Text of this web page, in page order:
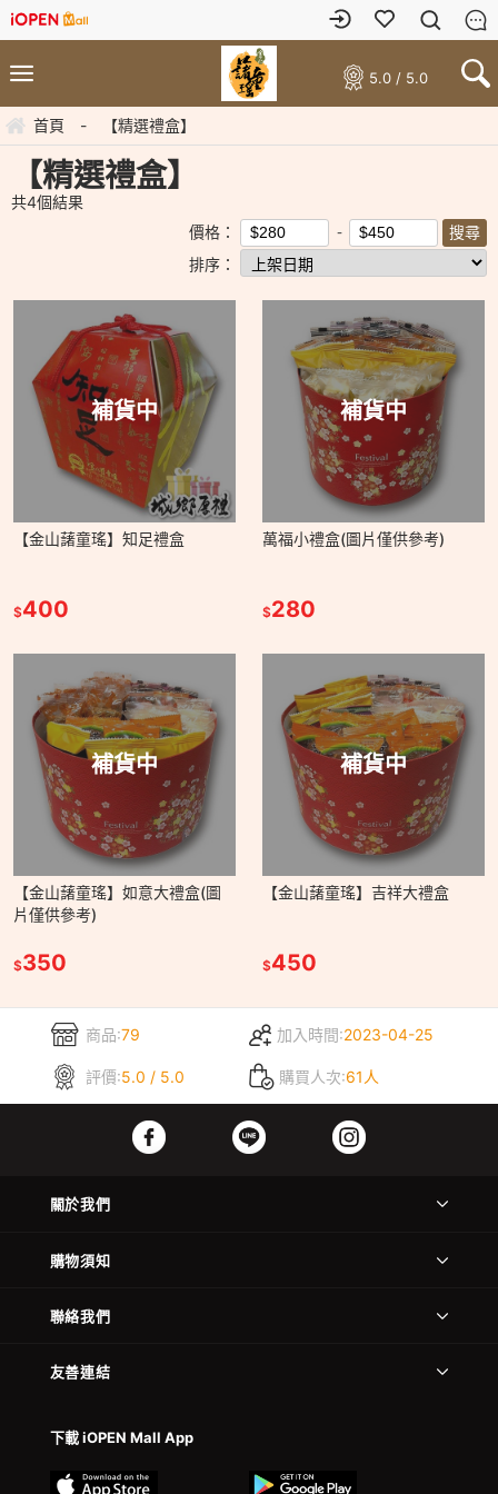
5.0 / 5.0
首頁 - 【精選禮盒】
【精選禮盒】
共4個結果
價格：
排序：
補貨中
【金山藷童瑤】知足禮盒
$400
補貨中
萬福小禮盒(圖片僅供參考)
$280
補貨中
【金山藷童瑤】如意大禮盒(圖
片僅供參考)
$350
補貨中
【金山藷童瑤】吉祥大禮盒
$450
商品:79 加入時間:2023-04-25
評價:5.0 / 5.0 購買人次:61人
關於我們
購物須知
聯絡我們
友善連結
下載 iOPEN Mall App